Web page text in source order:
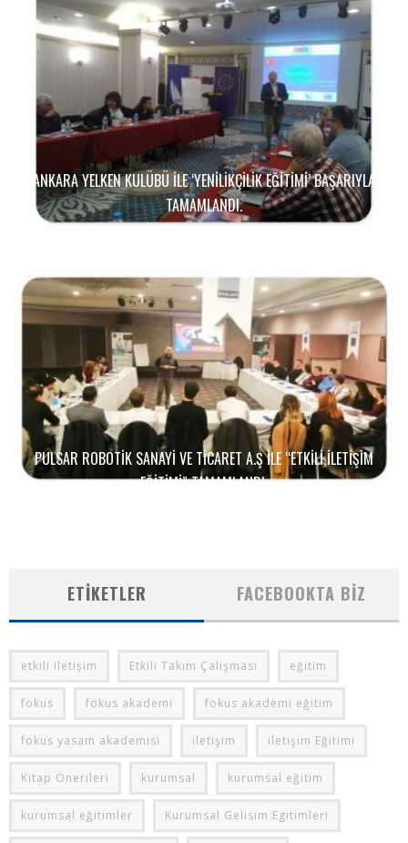
ANKARA YELKEN KULÜBÜ ILE ‘YENILIKÇILIK EĞITIMI’ BAŞARIYLA
TAMAMLANDI.
PULSAR ROBOTIK SANAYI VE TICARET A.Ş ILE “ETKILI İLETIŞIM
EĞITIMI” TAMAMLANDI.
ETIKETLER FACEBOOKTA BIZ
etkili iletişim Etkili Takım Çalışması eğitim
fokus fokus akademi fokus akademi eğitim
fokus yasam akademisi iletişim iletişim Eğitimi
Kitap Önerileri kurumsal kurumsal eğitim
kurumsal eğitimler Kurumsal Gelisim Egitimleri